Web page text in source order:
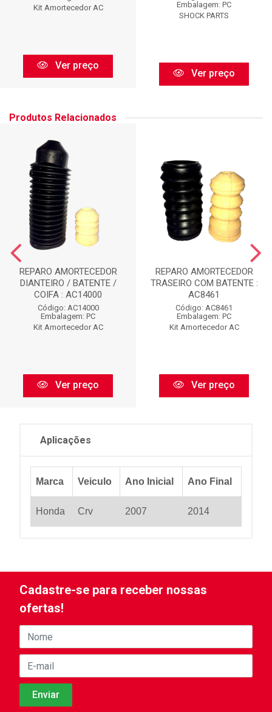
Kit Amortecedor AC
Ver preço
Embalagem: PC
SHOCK PARTS
Ver preço
Produtos Relacionados
REPARO AMORTECEDOR
DIANTEIRO / BATENTE /
COIFA : AC14000
Código: AC14000
Embalagem: PC
Kit Amortecedor AC
Ver preço
REPARO AMORTECEDOR
TRASEIRO COM BATENTE :
AC8461
Código: AC8461
Embalagem: PC
Kit Amortecedor AC
Ver preço
Aplicações
Marca Veiculo Ano Inicial Ano Final
Honda Crv 2007 2014
Cadastre-se para receber nossas
ofertas!